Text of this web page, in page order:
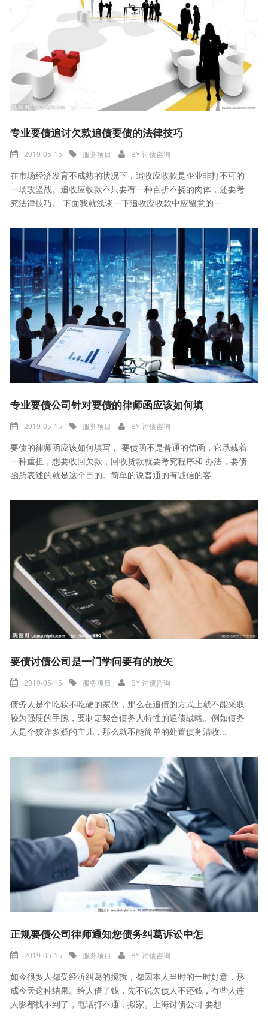
专业要债追讨欠款追债要债的法律技巧
2019-05-15 服务项目 BY讨债咨询
在市场经济发育不成熟的状况下，追收应收款是企业非打不可的
一场攻坚战。追收应收款不只要有一种百折不挠的肉体，还要考
究法律技巧。 下面我就浅谈一下追收应收款中应留意的一...
专业要债公司针对要债的律师函应该如何填
2019-05-15 服务项目 BY讨债咨询
要债的律师函应该如何填写， 要债函不是普通的信函，它承载着
一种重担，想要收回欠款，回收货款就要考究程序和 办法，要债
函所表述的就是这个目的。简单的说普通的有诚信的客...
要债讨债公司是一门学问要有的放矢
2019-05-15 服务项目 BY讨债咨询
债务人是个吃软不吃硬的家伙，那么在追债的方式上就不能采取
较为强硬的手腕，要制定契合债务人特性的追债战略。例如债务
人是个狡诈多疑的主儿，那么就不能简单的处置债务清收...
正规要债公司律师通知您债务纠葛诉讼中怎
2019-05-15 服务项目 BY讨债咨询
如今很多人都受经济纠葛的搅扰，都因本人当时的一时好意，形
成今天这种结果。给人借了钱，先不说欠债人不还钱，有些人连
人影都找不到了，电话打不通，搬家。上海讨债公司 要想...